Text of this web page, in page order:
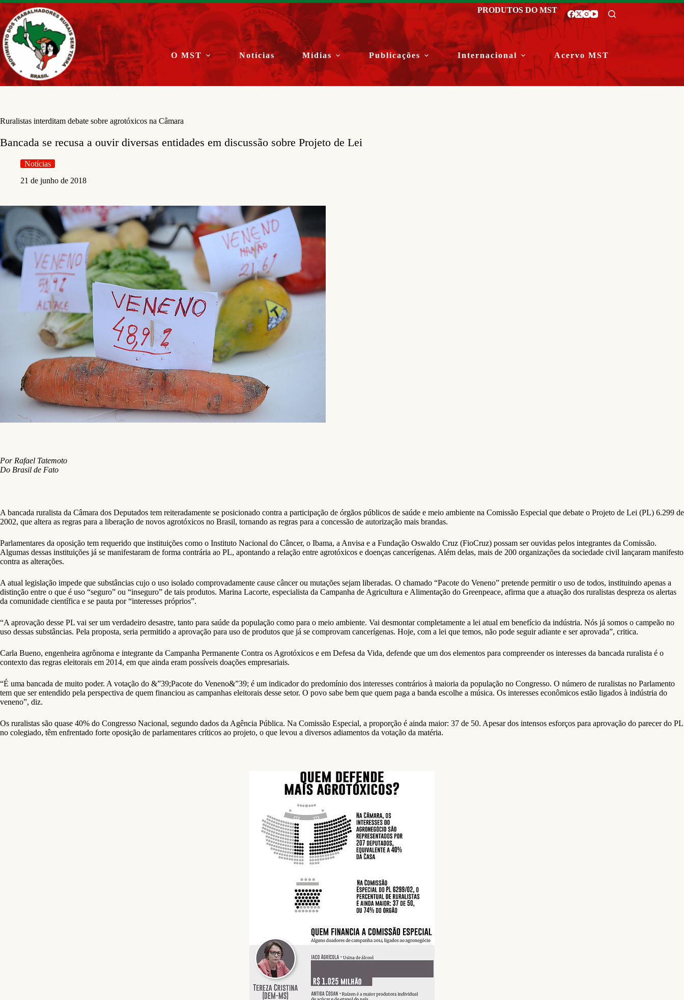
Pular
para
o
conteúdo
PRODUTOS DO MST
O MST Notícias Mídias Publicações Internacional Acervo MST
Ruralistas interditam debate sobre agrotóxicos na Câmara
Bancada se recusa a ouvir diversas entidades em discussão sobre Projeto de Lei
Notícias
21 de junho de 2018
Por Rafael Tatemoto
Do Brasil de Fato
A bancada ruralista da Câmara dos Deputados tem reiteradamente se posicionado contra a participação de órgãos públicos de saúde e meio ambiente na Comissão Especial que debate o Projeto de Lei (PL) 6.299 de
2002, que altera as regras para a liberação de novos agrotóxicos no Brasil, tornando as regras para a concessão de autorização mais brandas.
Parlamentares da oposição tem requerido que instituições como o Instituto Nacional do Câncer, o Ibama, a Anvisa e a Fundação Oswaldo Cruz (FioCruz) possam ser ouvidas pelos integrantes da Comissão.
Algumas dessas instituições já se manifestaram de forma contrária ao PL, apontando a relação entre agrotóxicos e doenças cancerígenas. Além delas, mais de 200 organizações da sociedade civil lançaram manifesto
contra as alterações.
A atual legislação impede que substâncias cujo o uso isolado comprovadamente cause câncer ou mutações sejam liberadas. O chamado “Pacote do Veneno” pretende permitir o uso de todos, instituindo apenas a
distinção entre o que é uso “seguro” ou “inseguro” de tais produtos. Marina Lacorte, especialista da Campanha de Agricultura e Alimentação do Greenpeace, afirma que a atuação dos ruralistas despreza os alertas
da comunidade científica e se pauta por “interesses próprios”.
“A aprovação desse PL vai ser um verdadeiro desastre, tanto para saúde da população como para o meio ambiente. Vai desmontar completamente a lei atual em benefício da indústria. Nós já somos o campeão no
uso dessas substâncias. Pela proposta, seria permitido a aprovação para uso de produtos que já se comprovam cancerígenas. Hoje, com a lei que temos, não pode seguir adiante e ser aprovada”, critica.
Carla Bueno, engenheira agrônoma e integrante da Campanha Permanente Contra os Agrotóxicos e em Defesa da Vida, defende que um dos elementos para compreender os interesses da bancada ruralista é o
contexto das regras eleitorais em 2014, em que ainda eram possíveis doações empresariais.
“É uma bancada de muito poder. A votação do &”39;Pacote do Veneno&”39; é um indicador do predomínio dos interesses contrários à maioria da população no Congresso. O número de ruralistas no Parlamento
tem que ser entendido pela perspectiva de quem financiou as campanhas eleitorais desse setor. O povo sabe bem que quem paga a banda escolhe a música. Os interesses econômicos estão ligados à indústria do
veneno”, diz.
Os ruralistas são quase 40% do Congresso Nacional, segundo dados da Agência Pública. Na Comissão Especial, a proporção é ainda maior: 37 de 50. Apesar dos intensos esforços para aprovação do parecer do PL
no colegiado, têm enfrentado forte oposição de parlamentares críticos ao projeto, o que levou a diversos adiamentos da votação da matéria.